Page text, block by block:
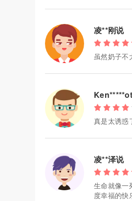
凌**刚说
虽然奶子不
真是太诱惑
凌**泽说
生命就像一
度幸福的快